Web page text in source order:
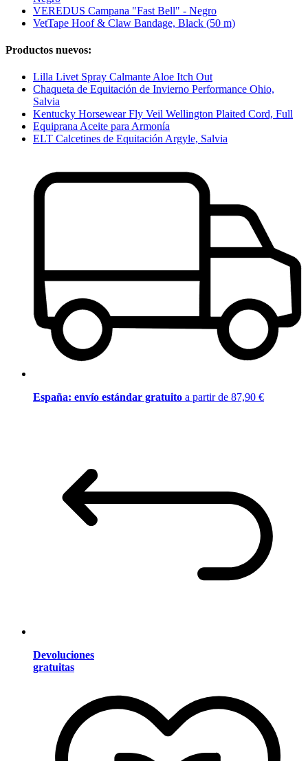
VEREDUS Campana "Fast Bell" - Negro
VetTape Hoof & Claw Bandage, Black (50 m)
Productos nuevos:
Lilla Livet Spray Calmante Aloe Itch Out
Chaqueta de Equitación de Invierno Performance Ohio,
Salvia
Kentucky Horsewear Fly Veil Wellington Plaited Cord, Full
Equiprana Aceite para Armonía
ELT Calcetines de Equitación Argyle, Salvia
España: envío estándar gratuito a partir de 87,90 €
Devoluciones
gratuitas